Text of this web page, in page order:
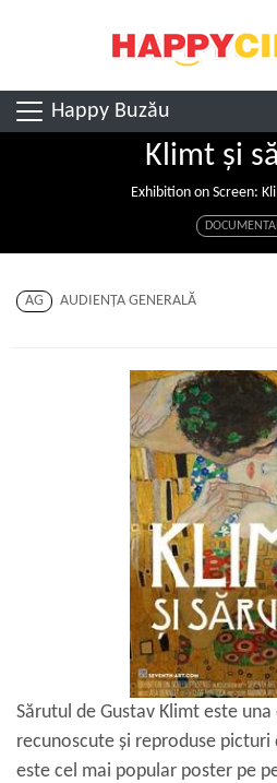
Happy Buzău
Klimt și
Exhibition on Screen:
AG
AUDIENŢA GENERALĂ
Sărutul de Gustav Klimt este
recunoscute și reproduse picturi
este cel mai popular poster pe